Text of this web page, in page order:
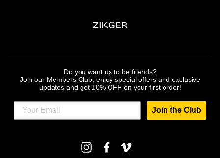
Do you want us to be friends?
Join our Members Club, enjoy special offers and exclusive
updates and get 10% OFF on your first order!
Join the Club
InstagramFacebookVimeo